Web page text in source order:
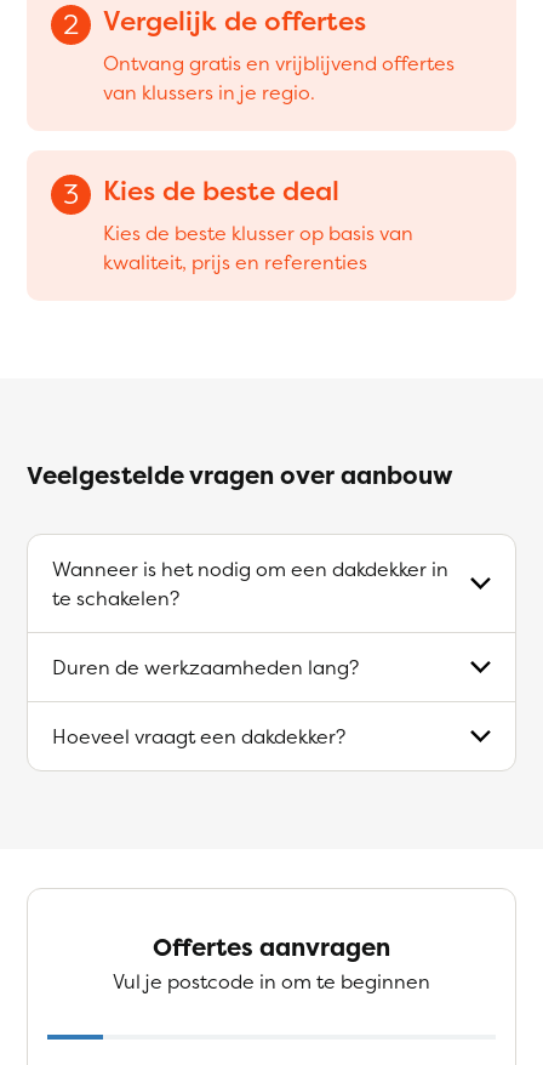
2 Vergelijk de offertes
Ontvang gratis en vrijblijvend offertes
van klussers in je regio.
3 Kies de beste deal
Kies de beste klusser op basis van
kwaliteit, prijs en referenties
Veelgestelde vragen over aanbouw
Wanneer is het nodig om een dakdekker in
te schakelen?
Duren de werkzaamheden lang?
Hoeveel vraagt een dakdekker?
Offertes aanvragen
Vul je postcode in om te beginnen